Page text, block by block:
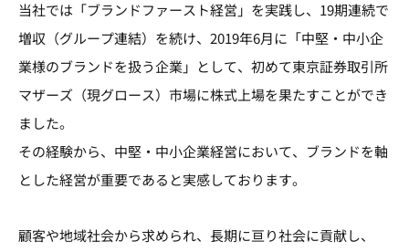
当社では「ブランドファースト経営」を実践し、19期連続で
増収（グループ連結）を続け、2019年6月に「中堅・中小企
業様のブランドを扱う企業」として、初めて東京証券取引所
マザーズ（現グロース）市場に株式上場を果たすことができ
ました。
その経験から、中堅・中小企業経営において、ブランドを軸
とした経営が重要であると実感しております。
顧客や地域社会から求められ、長期に亘り社会に貢献し、